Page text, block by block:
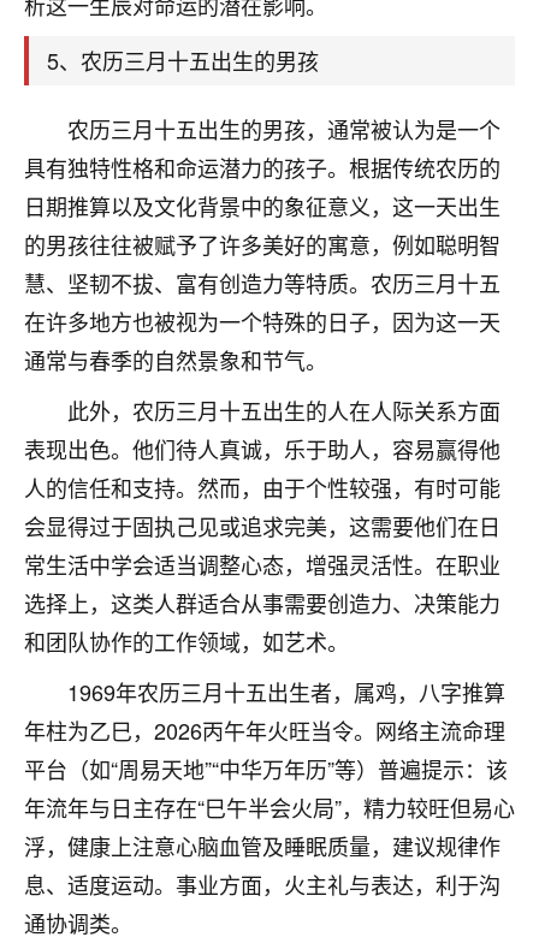
5、农历三月十五出生的男孩
农历三月十五出生的男孩，通常被认为是一个
具有独特性格和命运潜力的孩子。根据传统农历的
日期推算以及文化背景中的象征意义，这一天出生
的男孩往往被赋予了许多美好的寓意，例如聪明智
慧、坚韧不拔、富有创造力等特质。农历三月十五
在许多地方也被视为一个特殊的日子，因为这一天
通常与春季的自然景象和节气。
此外，农历三月十五出生的人在人际关系方面
表现出色。他们待人真诚，乐于助人，容易赢得他
人的信任和支持。然而，由于个性较强，有时可能
会显得过于固执己见或追求完美，这需要他们在日
常生活中学会适当调整心态，增强灵活性。在职业
选择上，这类人群适合从事需要创造力、决策能力
和团队协作的工作领域，如艺术。
1969年农历三月十五出生者，属鸡，八字推算
年柱为乙巳，2026丙午年火旺当令。网络主流命理
平台（如“周易天地”“中华万年历”等）普遍提示：该
年流年与日主存在“巳午半会火局”，精力较旺但易心
浮，健康上注意心脑血管及睡眠质量，建议规律作
息、适度运动。事业方面，火主礼与表达，利于沟
通协调类。
后，我以为都没戏了，结果开年一上班，开会提拔升
3000，非常开心，无论如何，感恩感谢！🙏🏻
鹿森：恭喜升职加薪！！，请客吗？�
12小时前 来自北京 32
心心相印
我身体不太好，总是病病殃殃的，去检查又没什么大
问题，反正就是不舒服。中医西医看遍了，找不到问
题，后来无意中看到有人推荐慧来老师，跟老师聊过
之后，心情豁然开朗，也听老师建议，处理了一些因
果问题。今年以来，身体比以前好多，主要是心情好
了，老师说境随心转，现在深有体会了。
鹿森 ：是的，其实跟老师聊过之后，最大的感
触，首先就是心态会变好，万般皆是命，半点
不由人！
1天前 来自四川 9
我也想找老师看看，有没有人给个联系方式的啊？
鹿森：慧来老师微信：gjsy0624
1天前 来自江西 12
青春168
我也想要，我也想要！
2天前 来自山西